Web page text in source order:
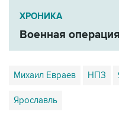
ХРОНИКА
Военная
Михаил Евраев НПЗ
Ярославль